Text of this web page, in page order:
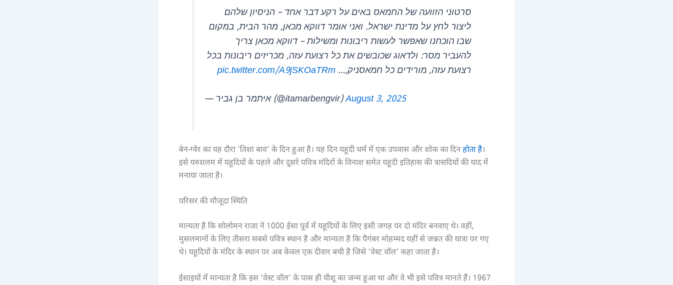
סרטוני הזוועה של החמאס באים על רקע דבר אחד – הניסיון שלהם
ליצור לחץ על מדינת ישראל. ואני אומר דווקא מכאן, מהר הבית, במקום
שבו הוכחנו שאפשר לעשות ריבונות ומשילות – דווקא מכאן צריך
להעביר מסר: ולדאוג שכובשים את כל רצועת עזה, מכריזים ריבונות בכל
רצועת עזה, מורידים כל חמאסניק,…pic.twitter.com/A9jSKOaTRm
— איתמר בן גביר (@itamarbengvir)August 3, 2025
बेन-ग्वेर का यह दौरा ‘तिशा बाव’ के दिन हुआ है। यह दिन यहूदी धर्म में एक उपवास और शोक का दिनहोता है।
इसे यरुशलम में यहूदियों के पहले और दूसरे पवित्र मंदिरों के विनाश समेत यहूदी इतिहास की त्रासदियों की याद में
मनाया जाता है।
परिसर की मौजूदा स्थिति
मान्यता है कि सोलोमन राजा ने 1000 ईसा पूर्व में यहूदियों के लिए इसी जगह पर दो मंदिर बनवाए थे। वहीं,
मुसलमानों के लिए तीसरा सबसे पवित्र स्थान है और मान्यता है कि पैगंबर मोहम्मद यहीं से जन्नत की यात्रा पर गए
थे। यहूदियों के मंदिर के स्थान पर अब केवल एक दीवार बची है जिसे ‘वेस्ट वॉल’ कहा जाता है।
ईसाइयों में मान्यता है कि इस ‘वेस्ट वॉल’ के पास ही यीशू का जन्म हुआ था और वे भी इसे पवित्र मानते हैं। 1967